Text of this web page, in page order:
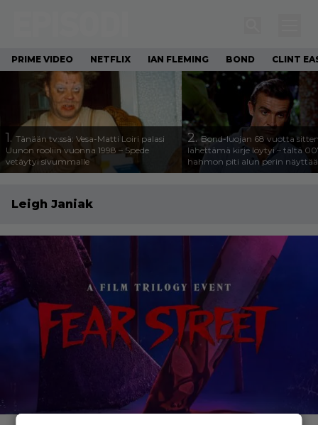
PRIME VIDEO NETFLIX IAN FLEMING BOND CLINT
1. Tänään tv:ssä: Vesa-Matti Loiri palasi
Uunon rooliin vuonna 1998 – Spede
vetäytyi sivummalle
2.Bond-luojan 68 vuotta
lähettämä kirje löytyi – tältä
hahmon piti alun perin näyttää
Leigh Janiak